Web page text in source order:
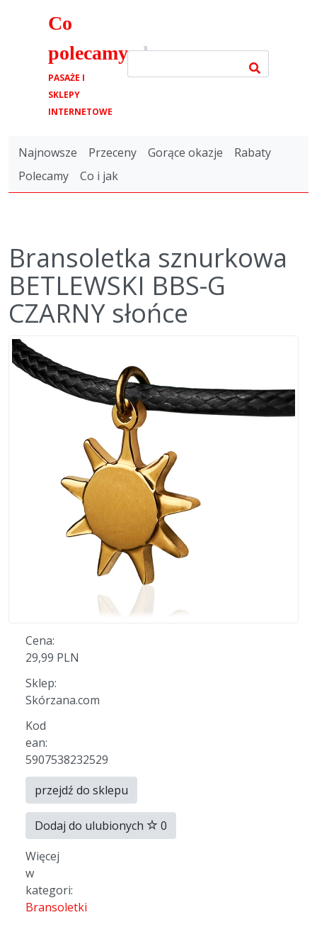
Co
polecamy.pl
PASAŻE I
SKLEPY
INTERNETOWE
Najnowsze Przeceny Gorące okazje
Rabaty
Polecamy
Co i jak
Bransoletka sznurkowa
BETLEWSKI BBS-G
CZARNY słońce
Cena:
29,99 PLN
Sklep:
Skórzana.com
Kod
ean:
5907538232529
przejdź do sklepu
Dodaj do ulubionych
0
Więcej
w
kategori:
Bransoletki